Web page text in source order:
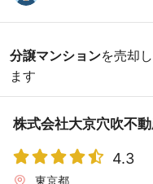
分譲マンションを売却
ます
株式会社大京穴吹不
4.3
東京都